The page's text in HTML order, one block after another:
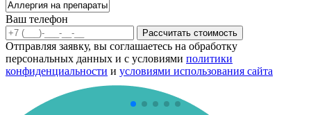
Ваш телефон
Рассчитать стоимость
Отправляя заявку, вы соглашаетесь на обработку
персональных данных и с условиями политики
конфиденциальности и условиями использования сайта